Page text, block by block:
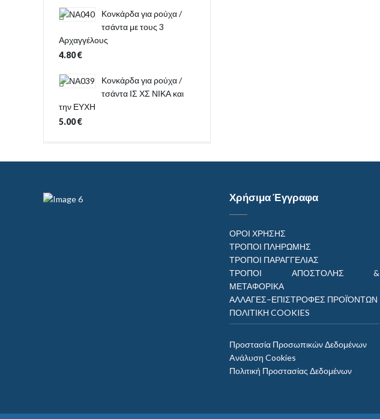
Κονκάρδα για ρούχα /
τσάντα με τους 3
Αρχαγγέλους
4.80€
Κονκάρδα για ρούχα /
τσάντα ΙΣ ΧΣ ΝΙΚΑ και
την ΕΥΧΗ
5.00€
Χρήσιμα Έγγραφα
ΟΡΟΙ ΧΡΗΣΗΣ
ΤΡΟΠΟΙ ΠΛΗΡΩΜΗΣ
ΤΡΟΠΟΙ ΠΑΡΑΓΓΕΛΙΑΣ
ΤΡΟΠΟΙ ΑΠΟΣΤΟΛΗΣ &
ΜΕΤΑΦΟΡΙΚΑ
ΑΛΛΑΓΕΣ–ΕΠΙΣΤΡΟΦΕΣ ΠΡΟΪΌΝΤΩΝ
ΠΟΛΙΤΙΚΗ COOKIES
Προστασία Προσωπικών Δεδομένων
Aνάλυση Cookies
Πολιτική Προστασίας Δεδομένων